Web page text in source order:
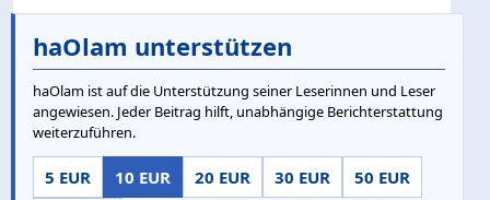
haOlam unterstützen
haOlam ist auf die Unterstützung seiner Leserinnen und Leser
angewiesen. Jeder Beitrag hilft, unabhängige Berichterstattung
weiterzuführen.
5 EUR 10 EUR 20 EUR 30 EUR
50 EUR